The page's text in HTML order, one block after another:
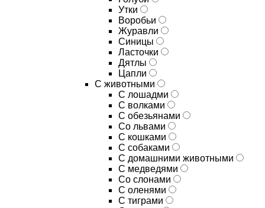
Утки
Воробьи
Журавли
Синицы
Ласточки
Дятлы
Цапли
С животными
С лошадми
С волками
С обезьянами
Со львами
С кошками
С собаками
С домашними животными
С медведями
Со слонами
С оленями
С тиграми